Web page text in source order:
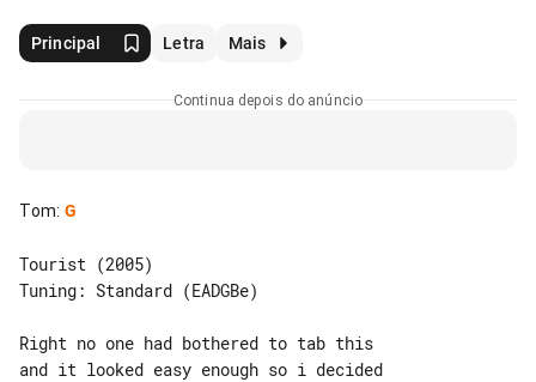
Principal Letra Mais
Continua depois do anúncio
Tom: G
Tourist (2005)
Tuning: Standard (EADGBe)
Right no one had bothered to tab this
and it looked easy enough so i decided